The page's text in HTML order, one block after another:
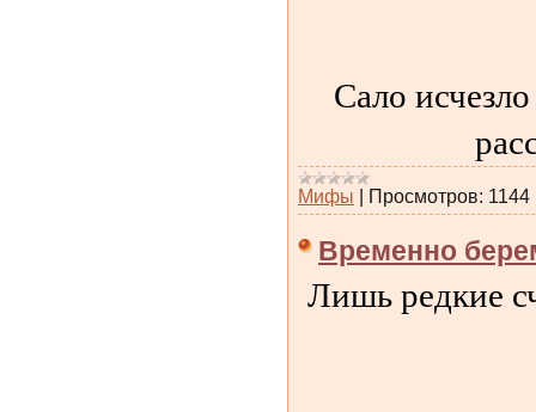
Сало
Мифы | Просмотров: 1144
Временно
Лишь редкие